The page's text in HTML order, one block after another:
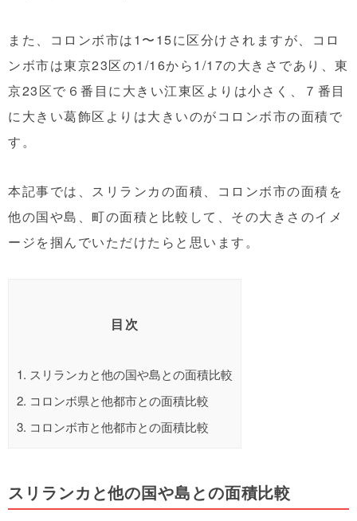
また、コロンボ市は1〜15に区分けされますが、コロ
ンボ市は東京23区の1/16から1/17の大きさであり、東
京23区で６番目に大きい江東区よりは小さく、７番目
に大きい葛飾区よりは大きいのがコロンボ市の面積で
す。
本記事では、スリランカの面積、コロンボ市の面積を
他の国や島、町の面積と比較して、その大きさのイメ
ージを掴んでいただけたらと思います。
目次
1. スリランカと他の国や島との面積比較
2. コロンボ県と他都市との面積比較
3. コロンボ市と他都市との面積比較
スリランカと他の国や島との面積比較